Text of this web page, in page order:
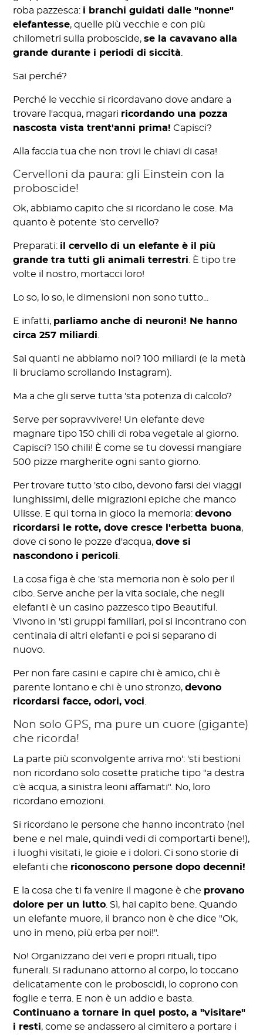
roba pazzesca: i branchi guidati dalle "nonne"
elefantesse, quelle più vecchie e con più
chilometri sulla proboscide,se la cavavano alla
grande durante i periodi di siccità
Sai perché?
Perché le vecchie si ricordavano dove andare a
trovare l'acqua, magari ricordando una pozza
nascosta vista trent'anni prima! Capisci?
Alla faccia tua che non trovi le chiavi di casa!
Cervelloni da paura: gli Einstein con la
proboscide!
Ok, abbiamo capito che si ricordano le cose. Ma
quanto è potente 'sto cervello?
Preparati: il cervello di un elefante è il più
grande tra tutti gli animali terrestri. È tipo tre
volte il nostro, mortacci loro!
Lo so, lo so, le dimensioni non sono tutto...
E infatti, parliamo anche di neuroni! Ne hanno
circa 257 miliardi.
Sai quanti ne abbiamo noi? 100 miliardi (e la metà
li bruciamo scrollando Instagram).
Ma a che gli serve tutta 'sta potenza di calcolo?
Serve per sopravvivere! Un elefante deve
magnare tipo 150 chili di roba vegetale al giorno.
Capisci? 150 chili! È come se tu dovessi mangiare
500 pizze margherite ogni santo giorno.
Per trovare tutto 'sto cibo, devono farsi dei viaggi
lunghissimi, delle migrazioni epiche che manco
Ulisse. E qui torna in gioco la memoria:devono
ricordarsi le rotte, dove cresce l'erbetta buona,
dove ci sono le pozze d'acqua,dove si
nascondono i pericoli.
La cosa figa è che 'sta memoria non è solo per il
cibo. Serve anche per la vita sociale, che negli
elefanti è un casino pazzesco tipo Beautiful.
Vivono in 'sti gruppi familiari, poi si incontrano con
centinaia di altri elefanti e poi si separano di
nuovo.
Per non fare casini e capire chi è amico, chi è
parente lontano e chi è uno stronzo,devono
ricordarsi facce, odori, voci.
Non solo GPS, ma pure un cuore (gigante)
che ricorda!
La parte più sconvolgente arriva mo': 'sti bestioni
non ricordano solo cosette pratiche tipo "a destra
c'è acqua, a sinistra leoni affamati". No, loro
ricordano emozioni.
Si ricordano le persone che hanno incontrato (nel
bene e nel male, quindi vedi di comportarti bene!),
i luoghi visitati, le gioie e i dolori. Ci sono storie di
elefanti che riconoscono persone dopo decenni!
E la cosa che ti fa venire il magone è che provano
dolore per un lutto . Sì, hai capito bene. Quando
un elefante muore, il branco non è che dice "Ok,
uno in meno, più erba per noi!".
No! Organizzano dei veri e propri rituali, tipo
funerali. Si radunano attorno al corpo, lo toccano
delicatamente con le proboscidi, lo coprono con
foglie e terra. E non è un addio e basta.
Continuano a tornare in quel posto, a "visitare"
i resti, come se andassero al cimitero a portare i